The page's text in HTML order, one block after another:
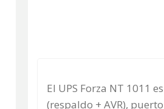
El UPS Forza NT 1011
(respaldo + AVR),